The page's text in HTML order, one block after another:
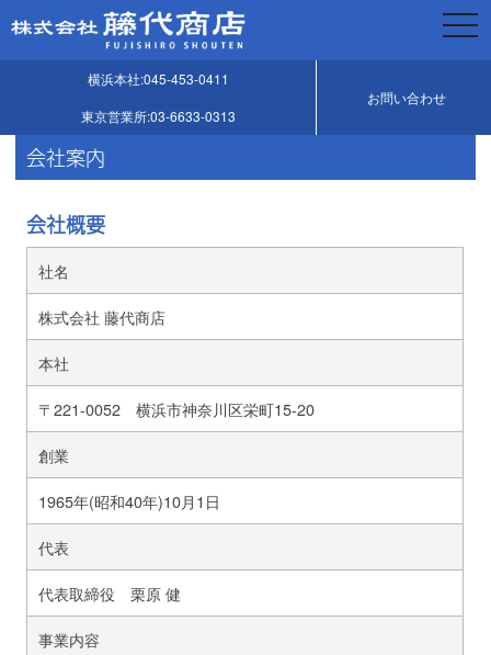
横浜本社:045-453-0411
お問い合わせ
東京営業所:03-6633-0313
会社案内
会社概要
社名
株式会社 藤代商店
本社
〒221-0052 横浜市神奈川区栄町15-20
創業
1965年(昭和40年)10月1日
代表
代表取締役 栗原 健
事業内容